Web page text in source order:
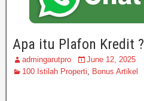
Apa itu Plafon Kredit ?
admingarutpro
June 12, 2025
100 Istilah Properti, Bonus Artikel